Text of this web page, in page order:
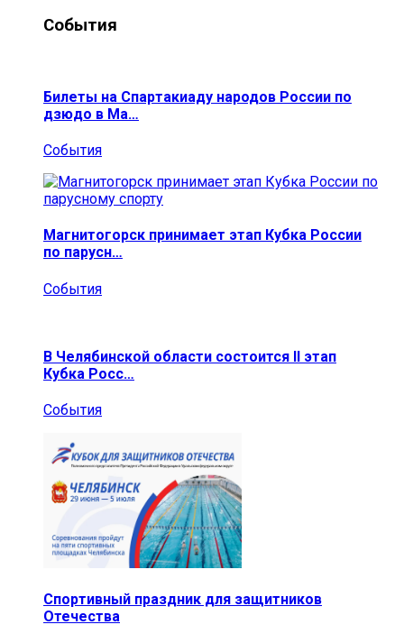
События
Билеты на Спартакиаду народов России по
дзюдо в Ма…
События
Магнитогорск принимает этап Кубка России
по парусн…
События
В Челябинской области состоится II этап
Кубка Росс…
События
Спортивный праздник для защитников
Отечества